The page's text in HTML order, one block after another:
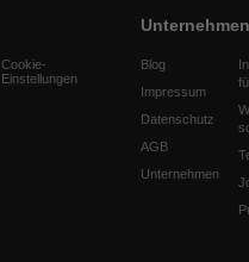
Cookie-
Einstellungen
Unternehmen
Blog
Impressum
Datenschutz
AGB
Unternehmen